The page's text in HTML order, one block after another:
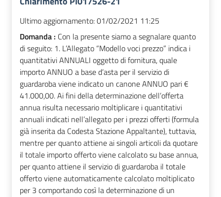
Ultimo aggiornamento:01/02/2021 11:25
Domanda : Con la presente siamo a segnalare quanto
di seguito: 1. L’Allegato “Modello voci prezzo” indica i
quantitativi ANNUALI oggetto di fornitura, quale
importo ANNUO a base d’asta per il servizio di
guardaroba viene indicato un canone ANNUO pari €
41.000,00. Ai fini della determinazione dell’offerta
annua risulta necessario moltiplicare i quantitativi
annuali indicati nell’allegato per i prezzi offerti (formula
già inserita da Codesta Stazione Appaltante), tuttavia,
mentre per quanto attiene ai singoli articoli da quotare
il totale importo offerto viene calcolato su base annua,
per quanto attiene il servizio di guardaroba il totale
offerto viene automaticamente calcolato moltiplicato
per 3 comportando così la determinazione di un